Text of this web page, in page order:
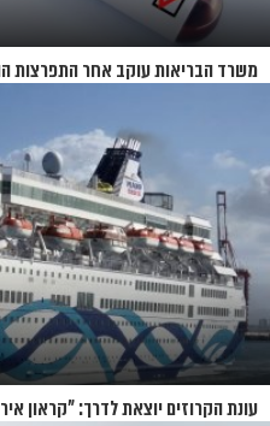
משרד הבריאות עוקב אחר התפרצות
עונת הקרוזים יוצאת לדרך: "קראון